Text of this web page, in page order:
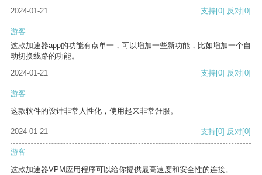
2024-01-21 支持[0] 反对[0]
游客
这款加速器app的功能有点单一，可以增加一些新功能，比如增加一个自
动切换线路的功能。
2024-01-21
支持[0] 反对[0]
游客
这款软件的设计非常人性化，使用起来非常舒服。
2024-01-21 支持[0] 反对[0]
游客
这款加速器VPM应用程序可以给你提供最高速度和安全性的连接。